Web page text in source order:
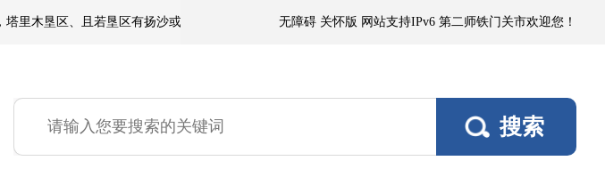
里木垦区、且若垦区有扬沙或浮尘，局地有短时沙尘暴，偏东阵风5～6级、风口阵风7～8级，其他垦区
无障碍 关怀版 网站支持IPv6 第二师铁门关市欢迎您！